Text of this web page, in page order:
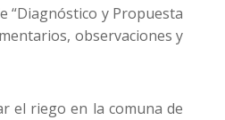
“Diagnóstico y Propuesta
observaciones y
el riego en la comuna de